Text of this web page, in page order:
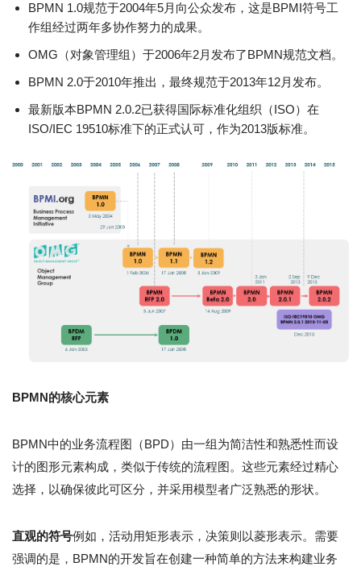
BPMN 1.0规范于2004年5月向公众发布，这是BPMI符号工
作组经过两年多协作努力的成果。
OMG（对象管理组）于2006年2月发布了BPMN规范文档。
BPMN 2.0于2010年推出，最终规范于2013年12月发布。
最新版本BPMN 2.0.2已获得国际标准化组织（ISO）在
ISO/IEC 19510标准下的正式认可，作为2013版标准。
BPMN的核心元素
BPMN中的业务流程图（BPD）由一组为简洁性和熟悉性而设
计的图形元素构成，类似于传统的流程图。这些元素经过精心
选择，以确保彼此可区分，并采用模型者广泛熟悉的形状。
直观的符号例如，活动用矩形表示，决策则以菱形表示。需要
强调的是，BPMN的开发旨在创建一种简单的方法来构建业务